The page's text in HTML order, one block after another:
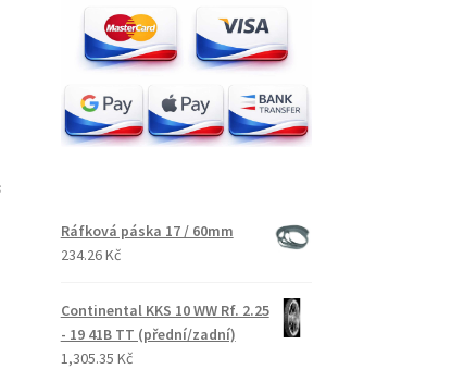
Ráfková páska 17 / 60mm
234.26 Kč
Continental KKS 10 WW Rf. 2.25
- 19 41B TT (přední/zadní)
1,305.35 Kč